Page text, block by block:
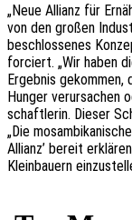
„Neue Alli­anz für
von den großen
beschlos­se­nes
forciert. „Wir haben
Ergeb­nis gekom­men,
Hunger verur­sa­chen
schaft­le­rin. Dieser
„Die
Alli­anz’ bereit
Klein­bau­ern